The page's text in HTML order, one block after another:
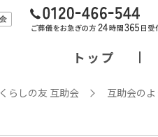
トップ
くらしの友 互助会 互助会の